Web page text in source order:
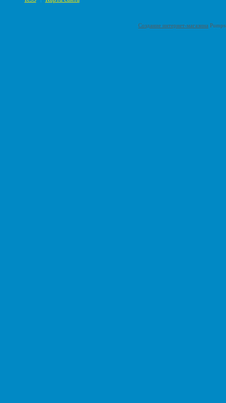
Создание интернет-магазина